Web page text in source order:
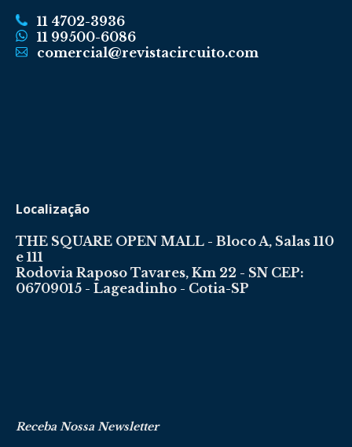
11 4702-3936
11 99500-6086
comercial@revistacircuito.com
Localização
THE SQUARE OPEN MALL - Bloco A, Salas 110
e 111
Rodovia Raposo Tavares, Km 22 - SN CEP:
06709015 - Lageadinho - Cotia-SP
Receba Nossa Newsletter